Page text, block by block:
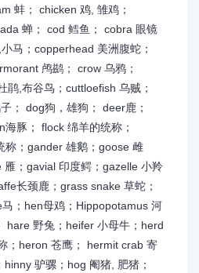
蚌； chicken 鸡, 雏鸡；
蝉； cod 鳕鱼； cobra 眼镜
马；copperhead 美洲腹蛇；
鸬鹚； crow 乌鸦；
鹃,布谷鸟；cuttloefish 乌贼；
； dog狗，雄狗； deer鹿；
豚； flock 绵羊的统称；
称；gander 雄鹅；goose 雌
；gavial 印度鳄；gazelle 小羚
长颈鹿；grass snake 草蛇；
；hen母鸡；Hippopotamus 河
hare 野兔；heifer 小母牛；herd
；heron 苍鹰； hermit crab 寄
驴骡；hog 阉猪, 肥猪；